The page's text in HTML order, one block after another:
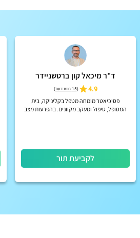
ד"ר מיכאל קון ברטשניידר
4.9
(15 חוות דעת )
פסיכיאטר מומחה מטפל בקליניקה, בית
המטופל, טיפול ומעקב מקוונים. בהפרעות מצב
לקביעת תור